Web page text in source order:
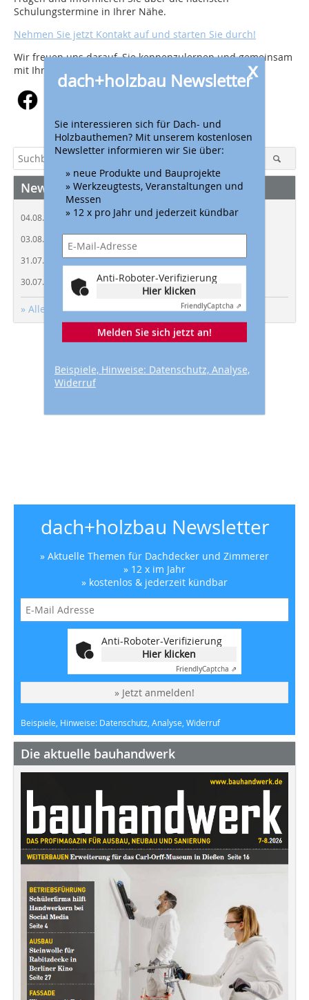
Schulungstermine in Ihrer Nähe.
Nehmen Sie jetzt Kontakt auf und starten Sie durch!
Wir freuen uns darauf, Sie kennenzulernen und gemeinsam
mit Ihnen zu wachsen.
x
dach+holzbau Newsletter
Sie interessieren sich für Dach- und
Holzbauthemen? Mit unserem kostenlosen
Newsletter informieren wir Sie über:
» neue Produkte und Bauprojekte
» Werkzeugtests, Veranstaltungen und
Messen
» 12 x pro Jahr und jederzeit kündbar
Anti-Roboter-Verifizierung
Hier klicken
FriendlyCaptcha ⇗
Melden Sie sich jetzt an!
Beispiele, Hinweise: Datenschutz, Analyse,
Widerruf
News
04.08.2026 | Sicherheit bei Dacharbeiten
03.08.2026 | Neues Kapitel für die Zinco GmbH
31.07.2026 |Rücknahmekonzept für Berufskleidung
30.07.2026 |Sicherer Start in die Ausbildung
» Alle News
dach+holzbau Newsletter
» Aktuelle Themen für Dachdecker und Zimmerer
» 12 x im Jahr
» kostenlos & jederzeit kündbar
Anti-Roboter-Verifizierung
Hier klicken
FriendlyCaptcha ⇗
» Jetzt anmelden!
Beispiele, Hinweise: Datenschutz, Analyse, Widerruf
Die aktuelle bauhandwerk